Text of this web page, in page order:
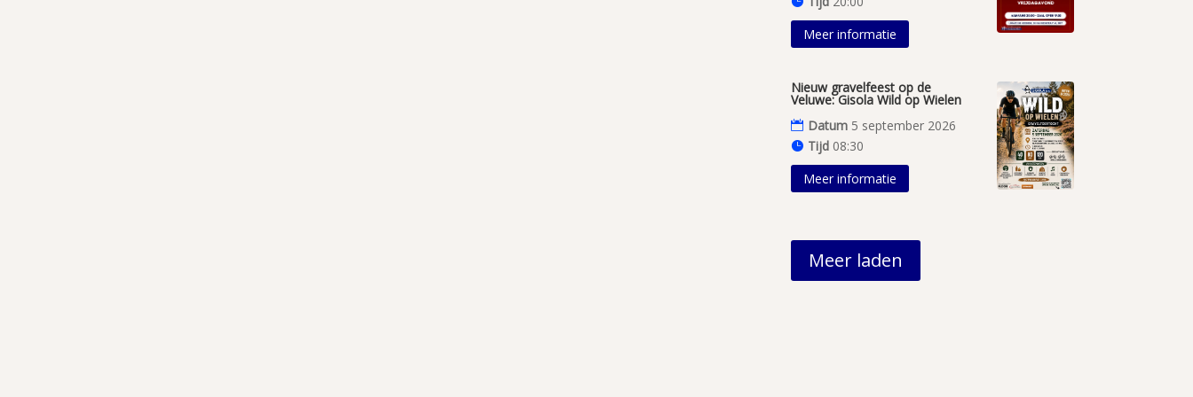
Meer informatie
Nieuw gravelfeest op de
Veluwe: Gisola Wild op Wielen
Datum 5 september 2026
Tijd 08:30
Meer informatie
Meer laden